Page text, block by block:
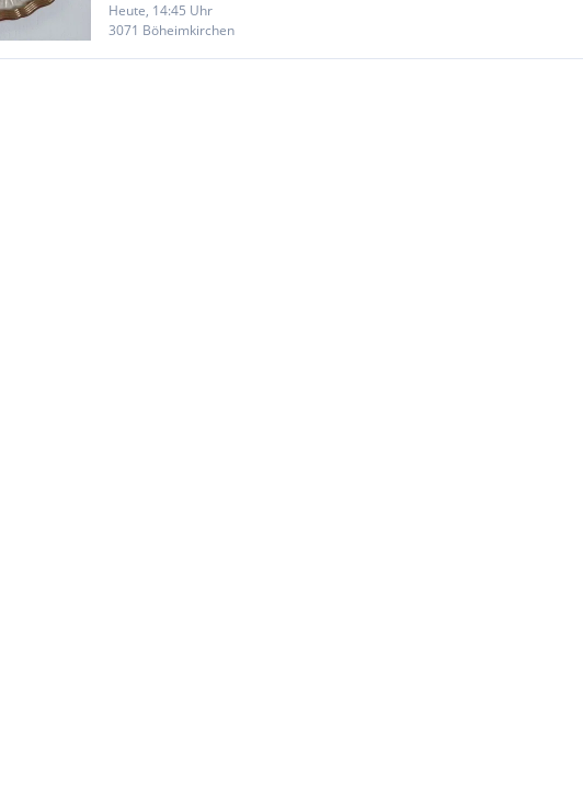
Heute, 14:45 Uhr
3071 Böheimkirchen